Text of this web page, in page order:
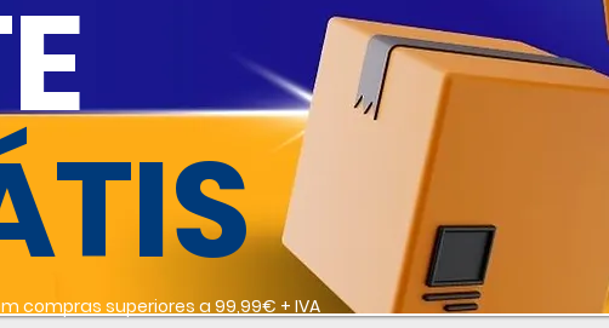
compras superiores a 99,99€ + IVA